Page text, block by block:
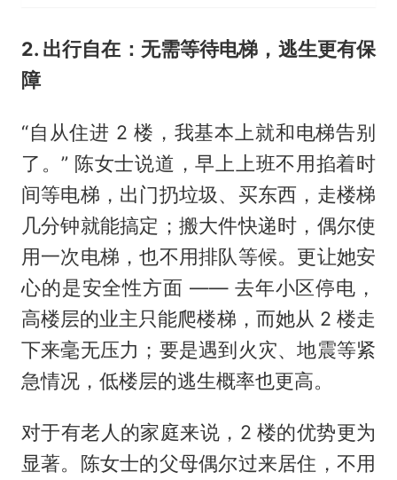
2. 出行自在：无需等待电梯，逃生更有保
障
“自从住进 2 楼，我基本上就和电梯告别
了。” 陈女士说道，早上上班不用掐着时
间等电梯，出门扔垃圾、买东西，走楼梯
几分钟就能搞定；搬大件快递时，偶尔使
用一次电梯，也不用排队等候。更让她安
心的是安全性方面 —— 去年小区停电，
高楼层的业主只能爬楼梯，而她从 2 楼走
下来毫无压力；要是遇到火灾、地震等紧
急情况，低楼层的逃生概率也更高。
对于有老人的家庭来说，2 楼的优势更为
显著。陈女士的父母偶尔过来居住，不用